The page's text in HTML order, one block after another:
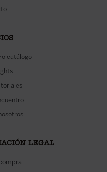
catálogo
LEGAL